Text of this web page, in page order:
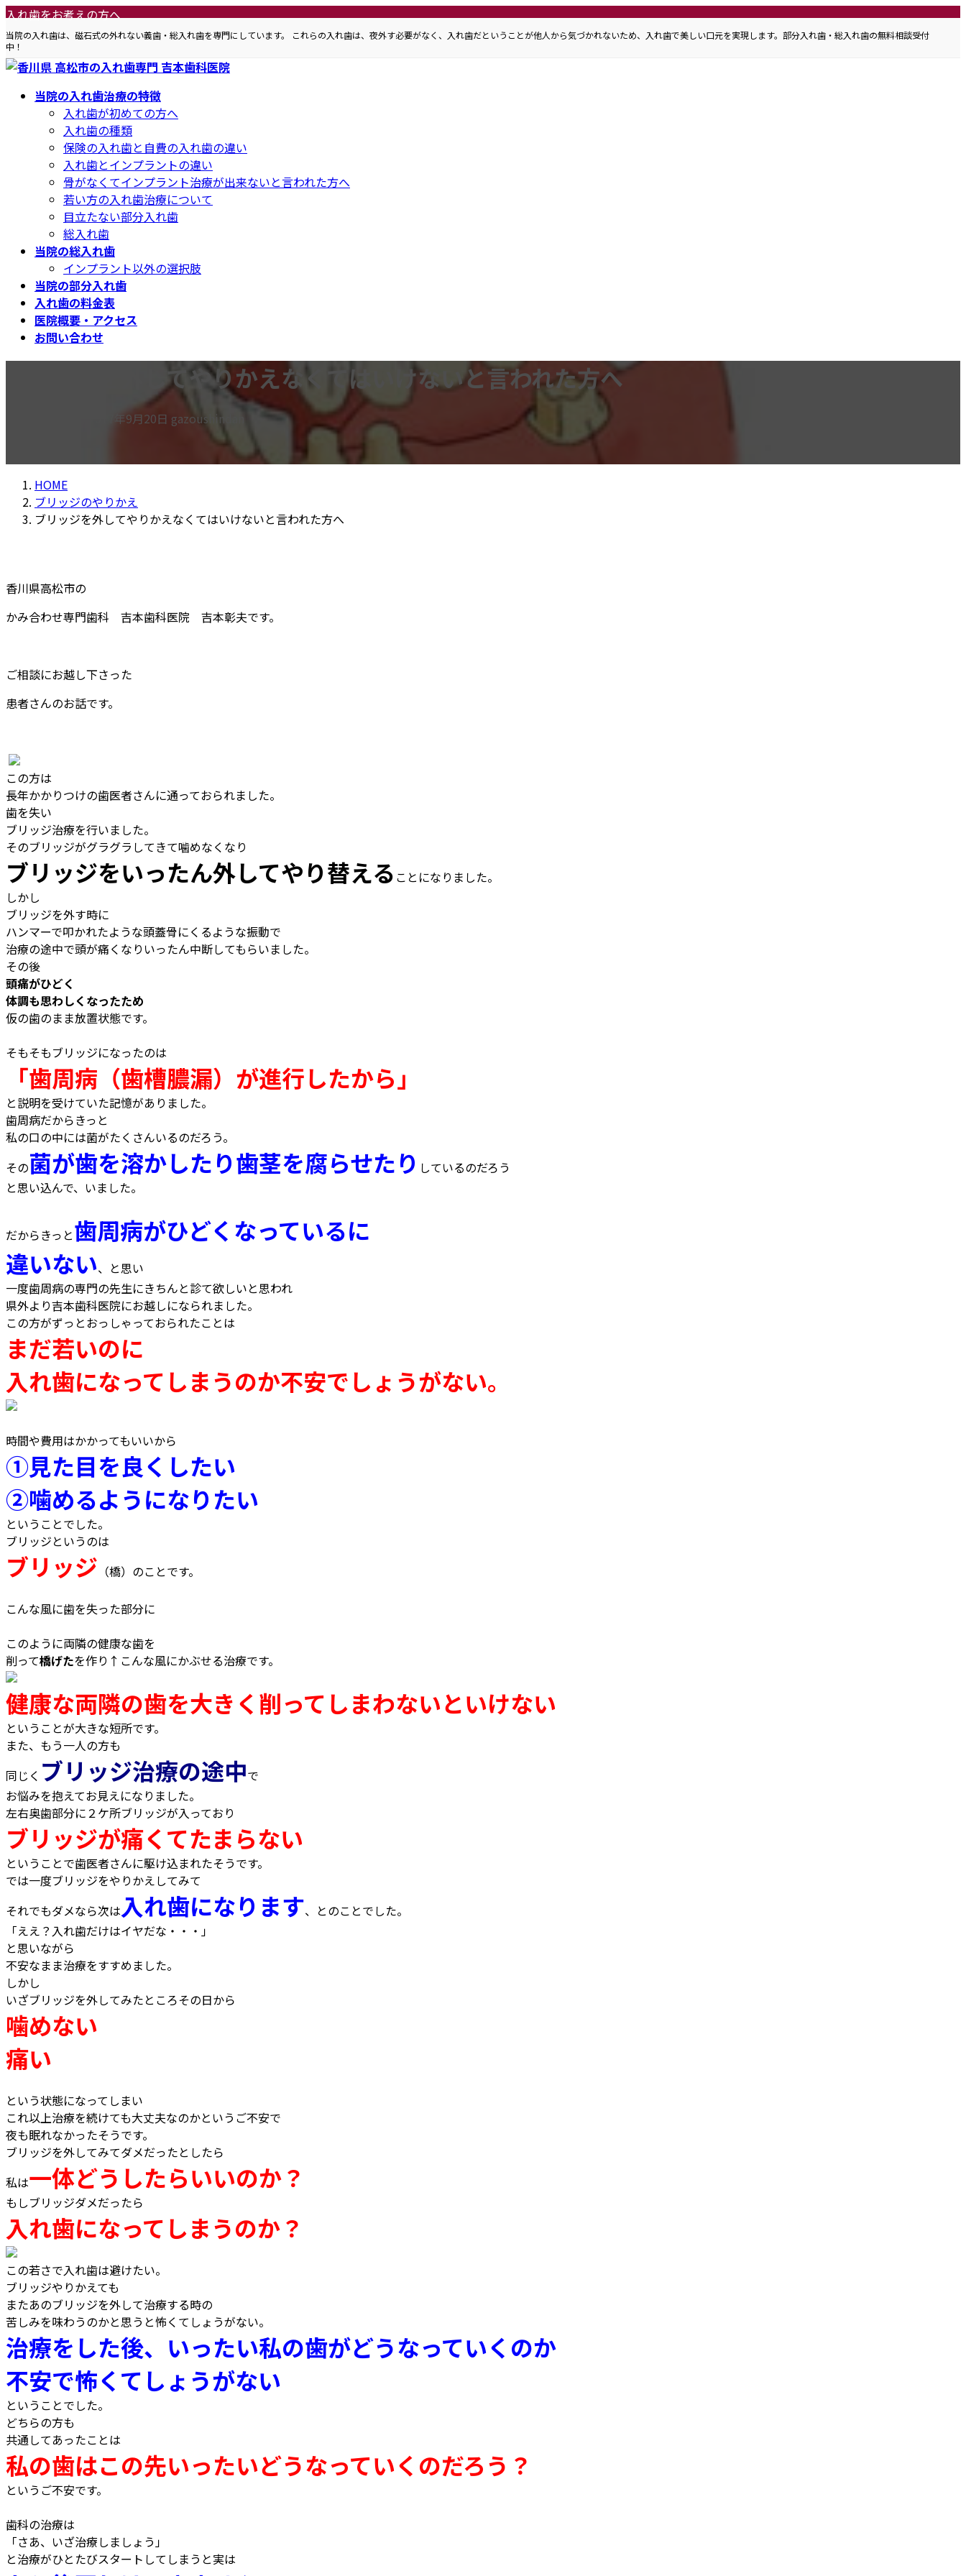
コ
ン
テ
ン
ナ
ビ
ゲ
ー
入れ歯をお考えの方へ
当院の入れ歯は、磁石式の外れない義歯・総入れ歯を専門にしています。 これらの入れ歯は、夜外す必要がなく、入れ歯だということが他人から気づかれないため、入れ歯で美しい口元を実現します。部分入れ歯・総入れ歯の無料相談受付
中！
当院の入れ歯治療の特徴
入れ歯が初めての方へ
入れ歯の種類
保険の入れ歯と自費の入れ歯の違い
入れ歯とインプラントの違い
骨がなくてインプラント治療が出来ないと言われた方へ
若い方の入れ歯治療について
目立たない部分入れ歯
総入れ歯
当院の総入れ歯
インプラント以外の選択肢
当院の部分入れ歯
入れ歯の料金表
医院概要・アクセス
お問い合わせ
ブリッジを外してやりかえなくてはいけないと言われた方へ
新
時
:
2017年9月20日 gazoushindan
HOME
ブリッジのやりかえ
ブリッジを外してやりかえなくてはいけないと言われた方へ
香川県高松市の
かみ合わせ専門歯科 吉本歯科医院 吉本彰夫です。
ご相談にお越し下さった
患者さんのお話です。
この方は
長年かかりつけの歯医者さんに通っておられました。
歯を失い
ブリッジ治療を行いました。
そのブリッジがグラグラしてきて噛めなくなり
ブリッジをいったん外してやり替える ことになりました。
しかし
ブリッジを外す時に
ハンマーで叩かれたような頭蓋骨にくるような振動で
治療の途中で頭が痛くなりいったん中断してもらいました。
その後
頭痛がひどく
体調も思わしくなったため
仮の歯のまま放置状態です。
そもそもブリッジになったのは
「歯周病（歯槽膿漏）が進行したから」
と説明を受けていた記憶がありました。
歯周病だからきっと
私の口の中には菌がたくさんいるのだろう。
その菌が歯を溶かしたり歯茎を腐らせたり しているのだろう
と思い込んで、いました。
だからきっと歯周病がひどくなっているに
違いない、と思い
一度歯周病の専門の先生にきちんと診て欲しいと思われ
県外より吉本歯科医院にお越しになられました。
この方がずっとおっしゃっておられたことは
まだ若いのに
入れ歯になってしまうのか不安でしょうがない。
時間や費用はかかってもいいから
①見た目を良くしたい
②噛めるようになりたい
ということでした。
ブリッジというのは
ブリッジ （橋）のことです。
こんな風に歯を失った部分に
このように両隣の健康な歯を
削って橋げたを作り↑こんな風にかぶせる治療です。
健康な両隣の歯を大きく削ってしまわないといけない
ということが大きな短所です。
また、もう一人の方も
同じく ブリッジ治療の途中で
お悩みを抱えてお見えになりました。
左右奥歯部分に２ケ所ブリッジが入っており
ブリッジが痛くてたまらない
ということで歯医者さんに駆け込まれたそうです。
では一度ブリッジをやりかえしてみて
それでもダメなら次は入れ歯になります、とのことでした。
「ええ？入れ歯だけはイヤだな・・・」
と思いながら
不安なまま治療をすすめました。
しかし
いざブリッジを外してみたところその日から
噛めない
痛い
という状態になってしまい
これ以上治療を続けても大丈夫なのかというご不安で
夜も眠れなかったそうです。
ブリッジを外してみてダメだったとしたら
私は一体どうしたらいいのか？
もしブリッジダメだったら
入れ歯になってしまうのか？
この若さで入れ歯は避けたい。
ブリッジやりかえても
またあのブリッジを外して治療する時の
苦しみを味わうのかと思うと怖くてしょうがない。
治療をした後、いったい私の歯がどうなっていくのか
不安で怖くてしょうがない
ということでした。
どちらの方も
共通してあったことは
私の歯はこの先いったいどうなっていくのだろう？
というご不安です。
歯科の治療は
「さあ、いざ治療しましょう」
と治療がひとたびスタートしてしまうと実は